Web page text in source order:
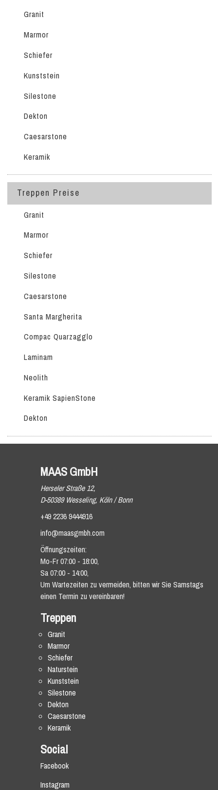
Granit
Marmor
Schiefer
Kunststein
Silestone
Dekton
Caesarstone
Keramik
Treppen Preise
Granit
Marmor
Schiefer
Silestone
Caesarstone
Santa Margherita
Compac Quarzagglo
Laminam
Neolith
Keramik SapienStone
Dekton
MAAS GmbH
Herseler Straße 12,
D-50389 Wesseling, Köln / Bonn
+49 2236 9444916
info@maasgmbh.com
Öffnungszeiten:
Mo-Fr 07:00 - 18:00,
Sa 07:00 - 14:00,
Um Wartezeiten zu vermeiden, bitten wir Sie Samstags
einen Termin zu vereinbaren!
Treppen
Granit
Marmor
Schiefer
Naturstein
Kunststein
Silestone
Dekton
Caesarstone
Keramik
Social
Facebook
Instagram